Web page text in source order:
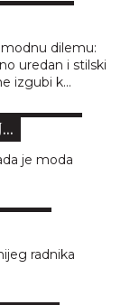
dilemu:
uredan i stilski
izgubi k...
je moda
radnika